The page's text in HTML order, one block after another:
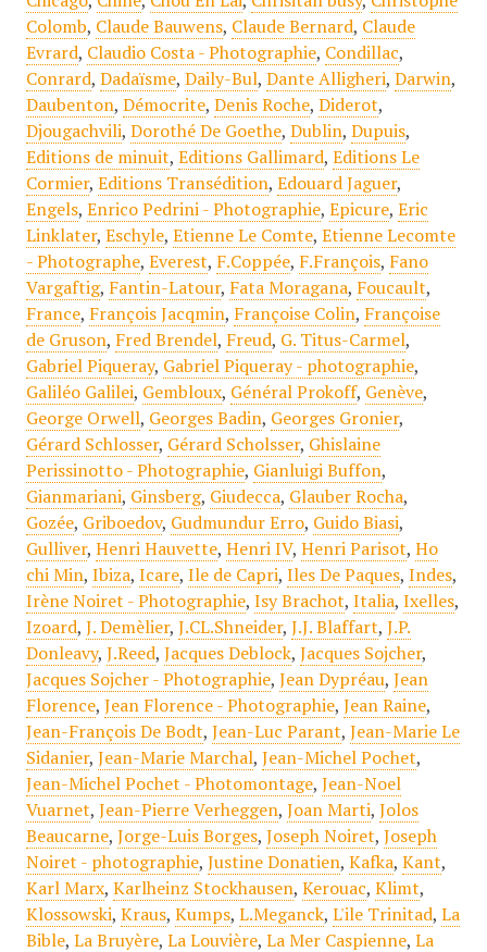
Colomb, Claude Bauwens, Claude Bernard, Claude
Evrard, Claudio Costa - Photographie, Condillac,
Conrard, Dadaïsme, Daily-Bul, Dante Alligheri, Darwin,
Daubenton, Démocrite, Denis Roche, Diderot,
Djougachvili, Dorothé De Goethe, Dublin, Dupuis,
Editions de minuit, Editions Gallimard, Editions Le
Cormier, Editions Transédition, Edouard Jaguer,
Engels, Enrico Pedrini - Photographie, Epicure, Eric
Linklater, Eschyle, Etienne Le Comte, Etienne Lecomte
- Photographe, Everest, F.Coppée, F.François, Fano
Vargaftig, Fantin-Latour, Fata Moragana, Foucault,
France, François Jacqmin, Françoise Colin, Françoise
de Gruson, Fred Brendel, Freud, G. Titus-Carmel,
Gabriel Piqueray, Gabriel Piqueray - photographie,
Galiléo Galilei, Gembloux, Général Prokoff, Genève,
George Orwell, Georges Badin, Georges Gronier,
Gérard Schlosser, Gérard Scholsser, Ghislaine
Perissinotto - Photographie, Gianluigi Buffon,
Gianmariani, Ginsberg, Giudecca, Glauber Rocha,
Gozée, Griboedov, Gudmundur Erro, Guido Biasi,
Gulliver, Henri Hauvette, Henri IV, Henri Parisot, Ho
chi Min, Ibiza, Icare, Ile de Capri, Iles De Paques, Indes,
Irène Noiret - Photographie, Isy Brachot, Italia, Ixelles,
Izoard, J. Demèlier, J.CL.Shneider, J.J. Blaffart, J.P.
Donleavy, J.Reed, Jacques Deblock, Jacques Sojcher,
Jacques Sojcher - Photographie, Jean Dypréau, Jean
Florence, Jean Florence - Photographie, Jean Raine,
Jean-François De Bodt, Jean-Luc Parant, Jean-Marie Le
Sidanier, Jean-Marie Marchal, Jean-Michel Pochet,
Jean-Michel Pochet - Photomontage, Jean-Noel
Vuarnet, Jean-Pierre Verheggen, Joan Marti, Jolos
Beaucarne, Jorge-Luis Borges, Joseph Noiret, Joseph
Noiret - photographie, Justine Donatien, Kafka, Kant,
Karl Marx, Karlheinz Stockhausen, Kerouac, Klimt,
Klossowski, Kraus, Kumps, L.Meganck, L'ile Trinitad, La
Bible, La Bruyère, La Louvière, La Mer Caspienne, La